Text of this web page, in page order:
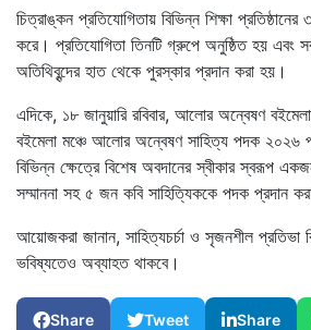
চিত্রাঙ্কন প্রতিযোগিতায় বিভিন্ন শিক্ষা
করে। প্রতিযোগিতা তিনটি গ্রুপে অনুষ্ঠিত হয় এবং
অতিথিবৃন্দের হাত থেকে পুরস্কার প্রদান করা হয়।
এদিকে, ১৮ জানুয়ারি রবিবার, আলোর অন্বেষণ
বইমেলা মঞ্চে আলোর অন্বেষণ সাহিত্য পদক ২০২৬
বিভিন্ন ক্ষেত্রে বিশেষ অবদানের স্বীকার স্বরূপ
সম্মাননা সহ ৫ জন কবি সাহিত্যিককে পদক প্রদান
আয়োজকরা জানান, সাহিত্যচর্চা ও সৃজনশীল
ভবিষ্যতেও অব্যাহত থাকবে।
Share Tweet Share